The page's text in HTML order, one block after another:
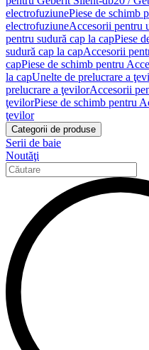
electrofuziunePiese de schimb
electrofuziuneAccesorii pentru
pentru sudură cap la capPiese
sudură cap la capAccesorii
capPiese de schimb pentru
la capUnelte de prelucrare a
prelucrare a ţevilorAccesorii
ţevilorPiese de schimb pentru
ţevilor
Categorii de produse
Serii de baie
Noutăţi